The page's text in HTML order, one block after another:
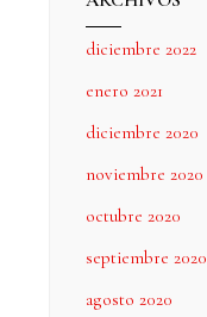
diciembre 2022
enero 2021
diciembre 2020
noviembre 2020
octubre 2020
septiembre 2020
agosto 2020